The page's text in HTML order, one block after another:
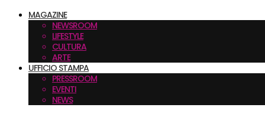
MAGAZINE
NEWSROOM
LIFESTYLE
CULTURA
ARTE
UFFICIO STAMPA
PRESSROOM
EVENTI
NEWS